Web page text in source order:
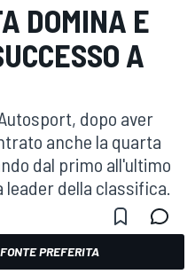
DOMINA E
A
dopo aver
anche la quarta
dal primo all'ultimo
della classifica.
PREFERITA